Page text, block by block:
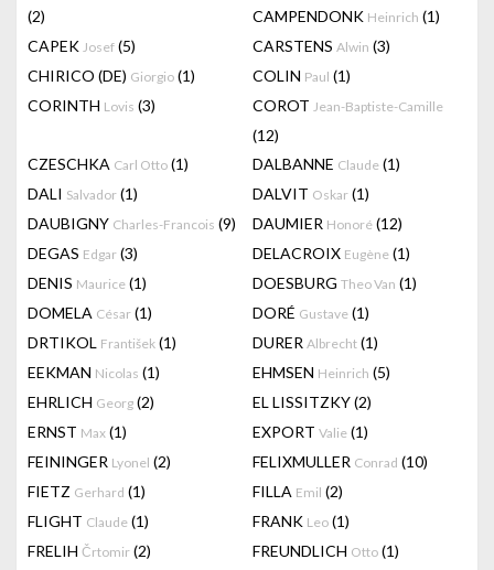
(2)
CAMPENDONK Heinrich (1)
CAPEK Josef (5) CARSTENS Alwin (3)
CHIRICO (DE) Giorgio (1) COLIN Paul (1)
CORINTH Lovis (3) COROT Jean-Baptiste-Camille
(12)
CZESCHKA Carl Otto (1) DALBANNE Claude (1)
DALI Salvador (1) DALVIT Oskar (1)
DAUBIGNY Charles-Francois (9) DAUMIER Honoré (12)
DEGAS Edgar (3) DELACROIX Eugène (1)
DENIS Maurice (1) DOESBURG Theo Van (1)
DOMELA César (1) DORÉ Gustave (1)
DRTIKOL František (1) DURER Albrecht (1)
EEKMAN Nicolas (1) EHMSEN Heinrich (5)
EHRLICH Georg (2) EL LISSITZKY(2)
ERNST Max (1) EXPORT Valie (1)
FEININGER Lyonel (2) FELIXMULLER Conrad (10)
FIETZ Gerhard (1) FILLA Emil (2)
FLIGHT Claude (1) FRANK Leo (1)
FRELIH Črtomir (2) FREUNDLICH Otto (1)